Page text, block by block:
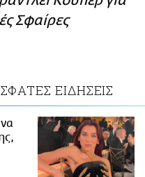
Σφαίρες
ΕΙΔΗΣΕΙΣ